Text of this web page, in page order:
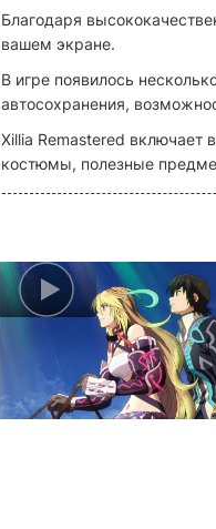
Благодаря
вашем экране.
В игре появилось
автосохранения,
Xillia Remastered включает
костюмы, полезные